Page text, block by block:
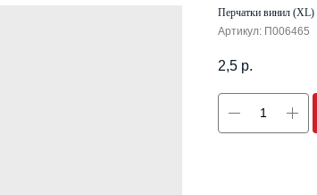
Перчатки винил (XL)
Артикул: П006465
2,5 р.